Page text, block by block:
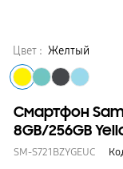
Цвет : Желтый
Смартфон
8GB/256GB
SM-S721BZYGEUC